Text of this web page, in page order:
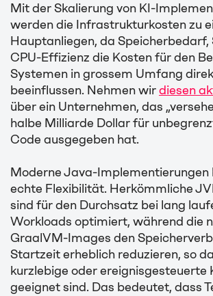
Mit der Skalierung von KI-
werden die Infrastrukturkosten zu
Hauptanliegen, da
CPU-Effizienz die Kosten für den
Systemen in grossem Umfang
beeinflussen. Nehmen wirdiesen
über ein Unternehmen, das
halbe Milliarde Dollar für
Code ausgegeben hat.
Moderne Java-Implementierungen
echte Flexibilität. Herkömmliche
sind für den Durchsatz bei lang
Workloads optimiert, während die
GraalVM-Images den
Startzeit erheblich reduzieren, so
kurzlebige oder ereignisgesteuerte
geeignet sind. Das bedeutet, dass